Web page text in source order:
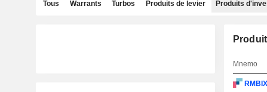
Tous Warrants Turbos Produits de levier Produits
Mnemo